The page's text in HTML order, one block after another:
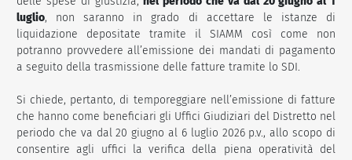
luglio, non saranno in grado di accettare le istanze di
liquidazione depositate tramite il SIAMM così come non
potranno provvedere all’emissione dei mandati di pagamento
a seguito della trasmissione delle fatture tramite lo SDI.
Si chiede, pertanto, di temporeggiare nell’emissione di fatture
che hanno come beneficiari gli Uffici Giudiziari del Distretto nel
periodo che va dal 20 giugno al 6 luglio 2026 p.v., allo scopo di
consentire agli uffici la verifica della piena operatività del